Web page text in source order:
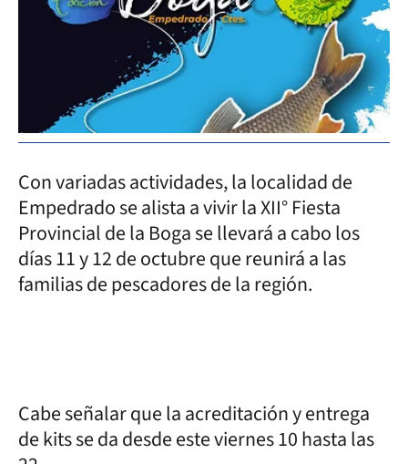
Con variadas actividades, la localidad de
Empedrado se alista a vivir la XII° Fiesta
Provincial de la Boga se llevará a cabo los
días 11 y 12 de octubre que reunirá a las
familias de pescadores de la región.
Cabe señalar que la acreditación y entrega
de kits se da desde este viernes 10 hasta las